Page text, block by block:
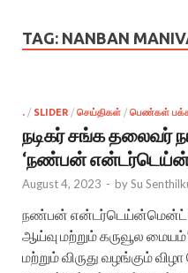
TAG: NANBAN
. / SLIDER / செய்திகள் / பெண்கள்
நடிகர் சங்க தலைவர்
‘நண்பன்
August 4, 2023 - bySu
நண்பன் என்டர்டெய்ன்மென்ட்
ஆய்வு மற்றும் கருவூல
மற்றும் விருது வழங்கும்